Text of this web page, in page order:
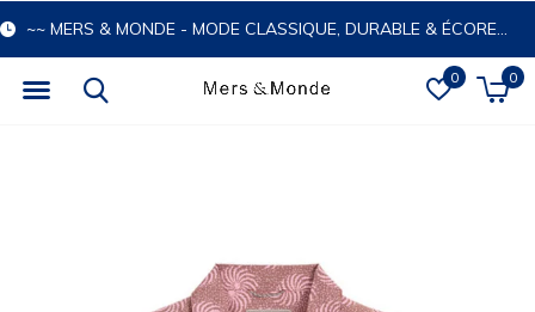
0 0
~~ MERS & MONDE - MODE CLASSIQUE, DURABLE & ÉCORESPONSABLE